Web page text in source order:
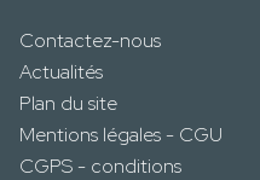
Contactez-nous
Actualités
Plan du site
Mentions légales - CGU
CGPS - conditions